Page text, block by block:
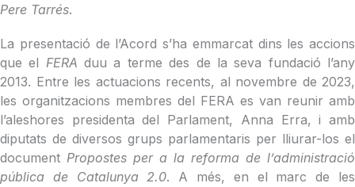
Pere Tarrés.
La presentació de l’Acord s’ha emmarcat dins les accions
que el FERA duu a terme des de la seva fundació l’any
2013. Entre les actuacions recents, al novembre de 2023,
les organitzacions membres del FERA es van reunir amb
l’aleshores presidenta del Parlament, Anna Erra, i amb
diputats de diversos grups parlamentaris per lliurar-los el
document Propostes per a la reforma de l’administració
pública de Catalunya 2.0. A més, en el marc de les